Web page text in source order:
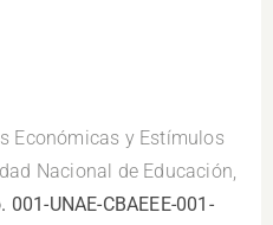
Económicas y Estímulos
Nacional de Educación,
001-UNAE-CBAEEE-001-